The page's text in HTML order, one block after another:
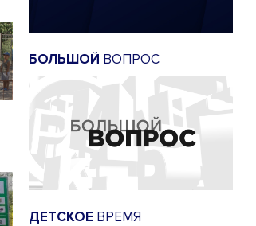
БОЛЬШОЙ ВОПРОС
ДЕТСКОЕ ВРЕМЯ